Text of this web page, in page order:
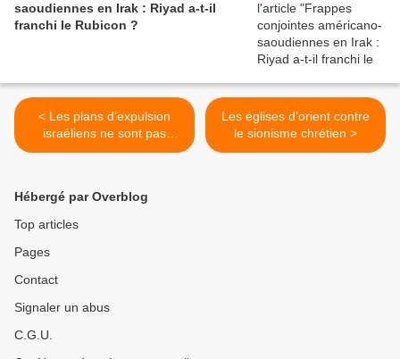
saoudiennes en Irak : Riyad a-t-il
franchi le Rubicon ?
< Les plans d’expulsion
israéliens ne sont pas
nouveaux : ils ont été
Les églises d’orient contre
le sionisme chrétien >
Hébergé par Overblog
Top articles
Pages
Contact
Signaler un abus
C.G.U.